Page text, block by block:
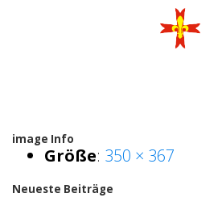
image Info
Größe: 350 × 367
Neueste Beiträge